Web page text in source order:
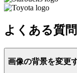
よくある質問
画像の背景を変更